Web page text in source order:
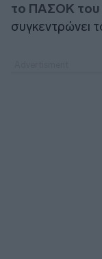
το ΠΑΣΟΚ του
συγκεντρώνει